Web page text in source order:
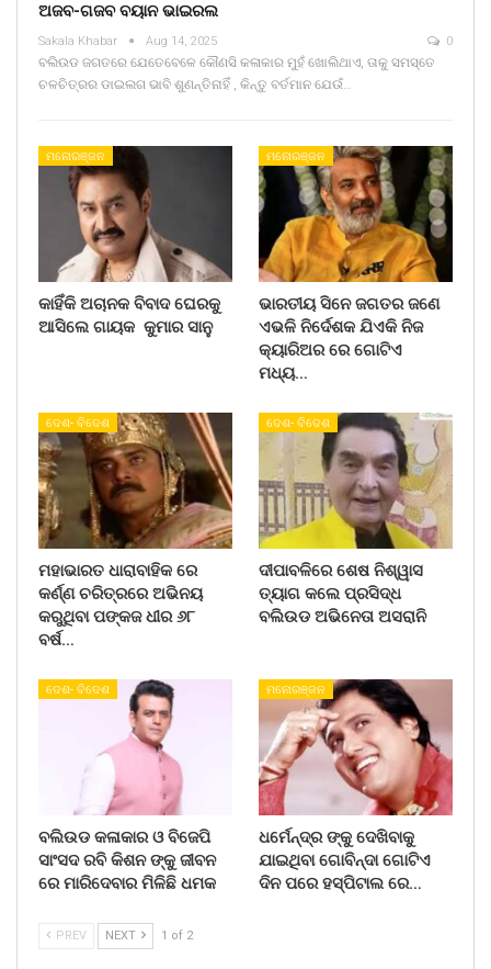
ଅଜବ-ଗଜବ ବୟାନ ଭାଇରଲ
Sakala Khabar Aug 14, 2025 0
ବଲିଉଡ ଜଗତରେ ଯେତେବେଳେ କୌଣସି କଳାକାର ମୁହଁ ଖୋଲିଥାଏ, ତାକୁ ସମସ୍ତେ
ଚଳଚିତ୍ରର ଡାଇଲଗ ଭାବି ଶୁଣନ୍ତିନାହିଁ , କିନ୍ତୁ ବର୍ତମାନ ଯେଉଁ…
ମନୋରଞ୍ଜନ
କାହିଁକି ଅଚାନକ ବିବାଦ ଘେରକୁ
ଆସିଲେ ଗାୟକ କୁମାର ସାନୁ
ମନୋରଞ୍ଜନ
ଭାରତୀୟ ସିନେ ଜଗତର ଜଣେ
ଏଭଳି ନିର୍ଦେଶକ ଯିଏକି ନିଜ
କ୍ୟାରିଅର ରେ ଗୋଟିଏ
ମଧ୍ୟ…
ଦେଶ- ବିଦେଶ
ମହାଭାରତ ଧାରାବାହିକ ରେ
କର୍ଣ୍ଣ ଚରିତ୍ରରେ ଅଭିନୟ
କରୁଥିବା ପଙ୍କଜ ଧୀର ୬୮
ବର୍ଷ…
ଦେଶ- ବିଦେଶ
ଦୀପାବଳିରେ ଶେଷ ନିଶ୍ୱାସ
ତ୍ୟାଗ କଲେ ପ୍ରସିଦ୍ଧ
ବଲିଉଡ ଅଭିନେତା ଅସରାନି
ଦେଶ- ବିଦେଶ
ବଲିଉଡ କଳାକାର ଓ ବିଜେପି
ସାଂସଦ ରବି କିଶନ ଙ୍କୁ ଜୀବନ
ରେ ମାରିଦେବାର ମିଳିଛି ଧମକ
ମନୋରଞ୍ଜନ
ଧର୍ମେନ୍ଦ୍ର ଙ୍କୁ ଦେଖିବାକୁ
ଯାଇଥିବା ଗୋବିନ୍ଦା ଗୋଟିଏ
ଦିନ ପରେ ହସ୍ପିଟାଲ ରେ…
PREV NEXT 1 of 2